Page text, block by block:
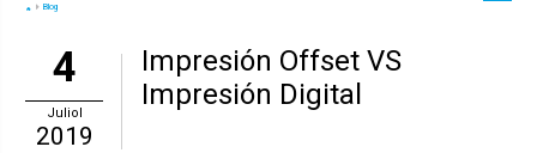
Blog
4
Juliol
2019
Impresión Offset VS
Impresión Digital